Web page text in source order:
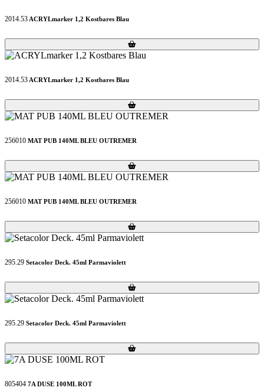
2014.53 ACRYLmarker 1,2 Kostbares Blau
Loading...
Loading...
2014.53 ACRYLmarker 1,2 Kostbares Blau
Loading...
Loading...
256010 MAT PUB 140ML BLEU OUTREMER
Loading...
Loading...
256010 MAT PUB 140ML BLEU OUTREMER
Loading...
Loading...
295.29 Setacolor Deck. 45ml Parmaviolett
Loading...
Loading...
295.29 Setacolor Deck. 45ml Parmaviolett
Loading...
Loading...
805404 7A DUSE 100ML ROT